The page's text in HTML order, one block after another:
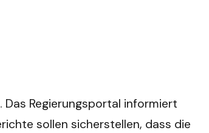
Regierungsportal informiert
sollen sicherstellen, dass die